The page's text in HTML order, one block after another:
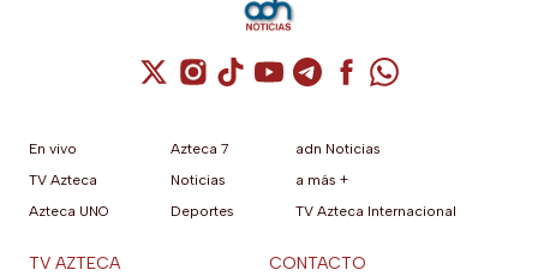
Cuenta de X / Twitter (se abre en una
Cuenta de Instagram (se abre en una
Cuenta de TikTok (se abre en
Cuenta de YouTube (se abre
Cuenta de Telegram (se
Cuenta de
Cuenta de
En vivo
TV Azteca
Azteca UNO
Azteca 7
Noticias
Deportes
adn Noticias
a más +
TV Azteca Internacional
TV AZTECA CONTACTO